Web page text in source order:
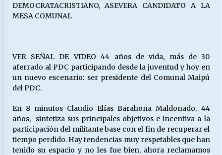
VOLVER A SER ALTERNATIVA
16/06/2026
MUNICIPALIDADES, HONORARIOS, DESPIDOS
28/05/2026
DEMOCRATACRISTIANO, ASEVERA CANDIDATO A LA
MESA COMUNAL
VER SEÑAL DE VIDEO 44 años de vida, más de 30
aferrado al PDC participando desde la juventud y hoy en
un nuevo escenario: ser presidente del Comunal Maipú
del PDC.
En 8 minutos Claudio Elías Barahona Maldonado, 44
años, sintetiza sus principales objetivos e incentiva a la
participación del militante base con el fin de recuperar el
tiempo perdido. Hay tendencias muy respetables que han
tenido su espacio y no les fue bien, ahora reclamamos